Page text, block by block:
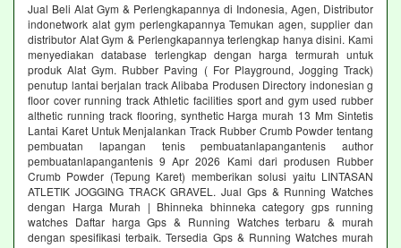
Jual Beli Alat Gym & Perlengkapannya di Indonesia, Agen, Distributor
indonetwork alat gym perlengkapannya Temukan agen, supplier dan
distributor Alat Gym & Perlengkapannya terlengkap hanya disini. Kami
menyediakan database terlengkap dengan harga termurah untuk
produk Alat Gym. Rubber Paving ( For Playground, Jogging Track)
penutup lantai berjalan track Alibaba Produsen Directory indonesian g
floor cover running track Athletic facilities sport and gym used rubber
althetic running track flooring, synthetic Harga murah 13 Mm Sintetis
Lantai Karet Untuk Menjalankan Track Rubber Crumb Powder tentang
pembuatan lapangan tenis pembuatanlapangantenis author
pembuatanlapangantenis 9 Apr 2026 Kami dari produsen Rubber
Crumb Powder (Tepung Karet) memberikan solusi yaitu LINTASAN
ATLETIK JOGGING TRACK GRAVEL. Jual Gps & Running Watches
dengan Harga Murah | Bhinneka bhinneka category gps running
watches Daftar harga Gps & Running Watches terbaru & murah
dengan spesifikasi terbaik. Tersedia Gps & Running Watches murah